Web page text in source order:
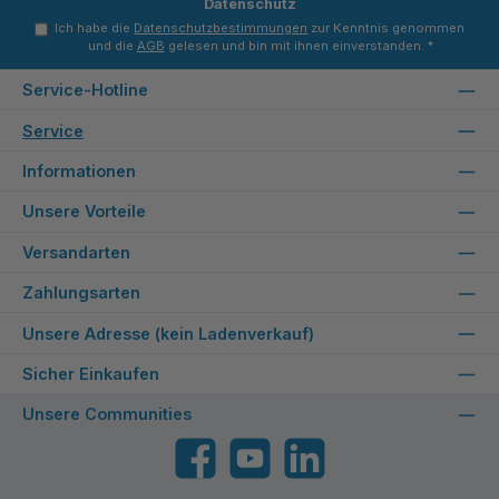
Datenschutz
Ich habe die Datenschutzbestimmungen zur Kenntnis genommen
und die AGB gelesen und bin mit ihnen einverstanden. *
Service-Hotline
Service
Informationen
Unsere Vorteile
Versandarten
Zahlungsarten
Unsere Adresse (kein Ladenverkauf)
Sicher Einkaufen
Unsere Communities
FacebookYouTube